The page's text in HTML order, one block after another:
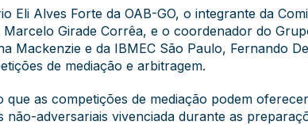
Eli Alves Forte da OAB-GO, o integrante da
Girade Corrêa, e o coordenador do
Mackenzie e da IBMEC São Paulo, Fernando
de mediação e arbitragem.
as competições de mediação podem
não-adversariais vivenciada durante as